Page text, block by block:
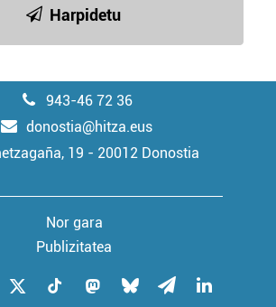
Harpidetu
943-46 72 36
donostia@hitza.eus
19 - 20012 Donostia
Nor gara
Publizitatea